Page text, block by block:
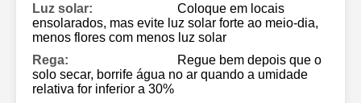
Luz solar:
Coloque em locais
ensolarados, mas evite luz solar forte ao meio-dia,
menos flores com menos luz solar
Rega:
Regue bem depois que o
solo secar, borrife água no ar quando a umidade
relativa for inferior a 30%